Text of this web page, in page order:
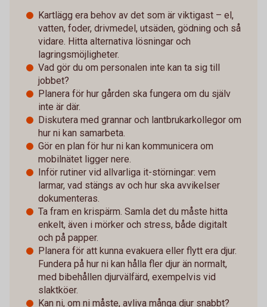
Kartlägg era behov av det som är viktigast – el,
vatten, foder, drivmedel, utsäden, gödning och så
vidare. Hitta alternativa lösningar och
lagringsmöjligheter.
Vad gör du om personalen inte kan ta sig till
jobbet?
Planera för hur gården ska fungera om du själv
inte är där.
Diskutera med grannar och lantbrukarkollegor om
hur ni kan samarbeta.
Gör en plan för hur ni kan kommunicera om
mobilnätet ligger nere.
Inför rutiner vid allvarliga it-störningar: vem
larmar, vad stängs av och hur ska avvikelser
dokumenteras.
Ta fram en krispärm. Samla det du måste hitta
enkelt, även i mörker och stress, både digitalt
och på papper.
Planera för att kunna evakuera eller flytt era djur.
Fundera på hur ni kan hålla fler djur än normalt,
med bibehållen djurvälfärd, exempelvis vid
slaktköer.
Kan ni, om ni måste, avliva många djur snabbt?